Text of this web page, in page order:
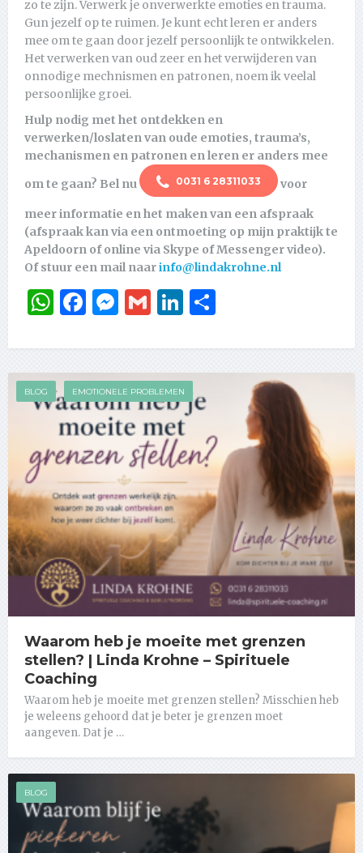
zo te zijn. Verwerk je onverwerkte emoties en trauma.
Gun jezelf op te ruimen. Je kunt echt leren er anders
mee om te gaan door jezelf persoonlijk te ontwikkelen.
Het verwerken van oud zeer en het verwijderen van
onnodige mechnismen en patronen, noem ik veelal
persoonlijke groei.
Hulp nodig met het ontdekken en
verwerken/loslaten van oude emoties, trauma’s,
mechanismen en patronen en leren er anders mee
om te gaan? Bel nu 0031 6 28311033 voor
meer informatie en het maken van een afspraak
(afspraak kan via een ontmoeting op mijn praktijk te
Apeldoorn of online via Skype of Messenger video).
Of stuur een mail naarinfo@lindakrohne.nl
WhatsApp
Facebook
Messenger
GmailLinkedIn
BLOG EMOTIONELE PROBLEMEN
Waarom heb je moeite met grenzen
stellen? | Linda Krohne – Spirituele
Coaching
Waarom heb je moeite met grenzen stellen? Misschien heb
je weleens gehoord dat je beter je grenzen moet
aangeven. Dat je …
BLOG